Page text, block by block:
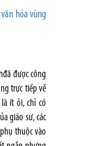
văn hóa vùng
được công
trực tiếp về
ít ỏi, chỉ có
giáo sư, các
thuộc vào